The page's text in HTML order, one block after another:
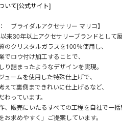
いて[公式サイト]
ブライダルアクセサリー マリコ】
来30年以上アクセサリーブランドとして展
のクリスタルガラスを100％使用し、
でロウ付け加工することで、
り詰まったようなデザインを実現。
ュームを使用した特殊仕上げで、
えて裏側まできれいに仕上げるなど、
わっています。
、販売にいたるすべての工程を自社で一括
お求めやすく」ご提案しています。